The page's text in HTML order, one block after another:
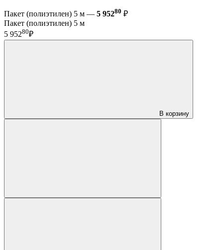
Пакет (полиэтилен) 5 м — 5 95280 ₽
Пакет (полиэтилен) 5 м
5 95280₽
В корзину